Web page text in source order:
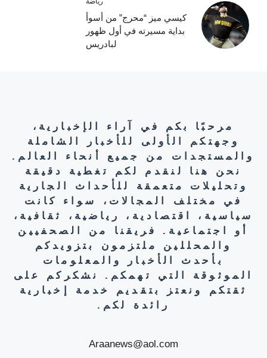
كيسي ميز “محرج” من أسوأ
بداية مسيرته في أول ظهور
لبادريس
مرحبًا بكم في آراء الإخبارية،
وجهتكم الأولى للأخبار الشاملة
والمستجدات من جميع أنحاء العالم.
نحن هنا لنقدم لكم تغطية دقيقة
وتحليلات متعمقة للأحداث الجارية
في مختلف المجالات، سواء كانت
سياسية، اقتصادية، رياضية، ثقافية،
أو اجتماعية. فريقنا من الصحفيين
والمحللين ملتزمون بتزويدكم
بأحدث الأخبار والمعلومات
الموثوقة التي تهمكم. نشكركم على
ثقتكم ونعتز بتقديم خدمة إخبارية
رائدة لكم.
Araanews@aol.com